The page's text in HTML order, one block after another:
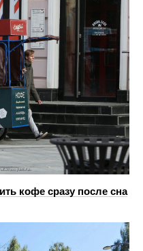
кофе сразу после сна